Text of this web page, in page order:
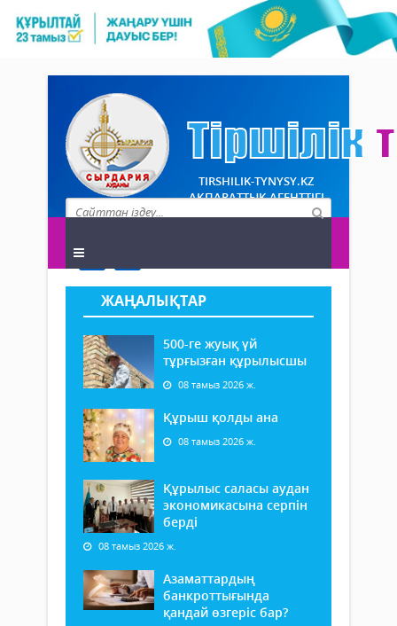
TIRSHILIK-TYNYSY.KZ
АҚПАРАТТЫҚ АГЕНТТІГІ
ЖАҢАЛЫҚТАР
500-ге жуық үй
тұрғызған құрылысшы
08 тамыз 2026 ж.
Құрыш қолды ана
08 тамыз 2026 ж.
Құрылыс саласы аудан
экономикасына серпін
берді
08 тамыз 2026 ж.
Азаматтардың
банкроттығында
қандай өзгеріс бар?